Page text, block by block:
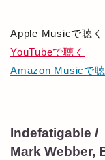
Apple Musicで聴く
YouTubeで聴く
Amazon Musicで聴
Indefatigable /
Mark Webber,